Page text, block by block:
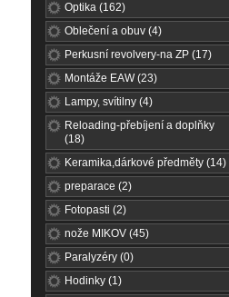
Optika (162)
Oblečení a obuv (4)
Perkusní revolvery-na ZP (17)
Montáže EAW (23)
Lampy, svítilny (4)
Reloading-přebíjení a doplňky
(18)
Keramika,dárkové předměty (14)
preparace (2)
Fotopasti (2)
nože MIKOV (45)
Paralyzéry (0)
Hodinky (1)